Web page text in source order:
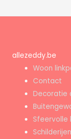
allezeddy.be
Woon
Contact
Decoratie
Sfeervolle
Schilderijen